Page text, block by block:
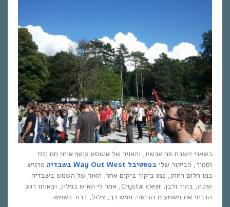
כשאני יושבת פה עכשיו, והאויר של אוגוסט עוטף אותי חם ולח
וסמיך, הביקור שלי בפסטיבל Way Out West בשבדיה
מרגיש
כמו חלום רחוק, כמו ביקור ביקום אחר. האור של השמש בשבדיה
שונה, בהיר ולבן. Crystal clear, אמר לי האיש במלון, ובאותו רגע
הבנתי את משמעות הביטוי. ממש כך, צלול, ברור כשמש.